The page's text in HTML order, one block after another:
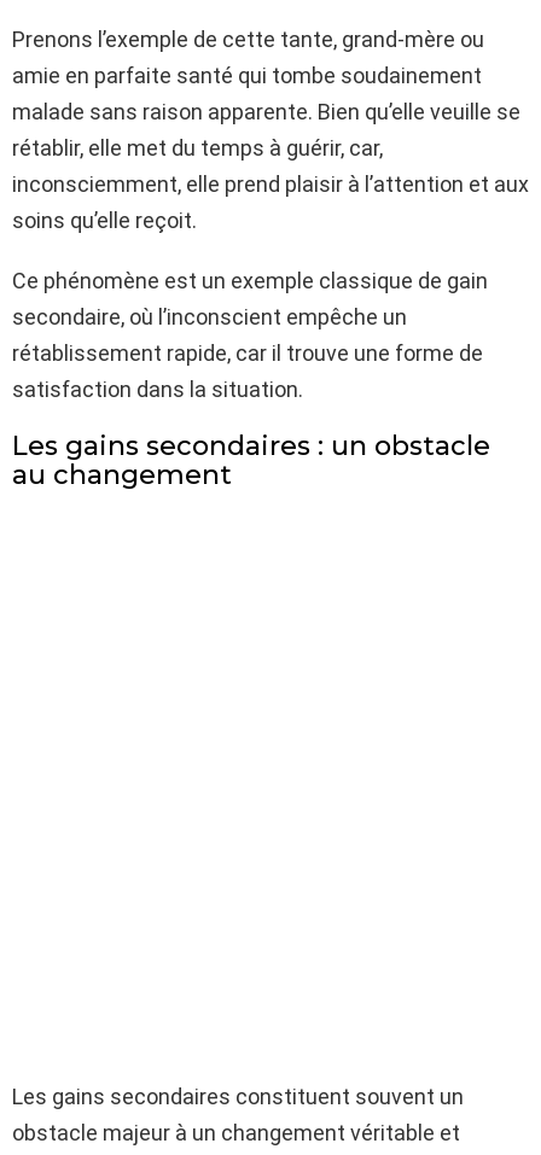
Prenons l’exemple de cette tante, grand-mère ou
amie en parfaite santé qui tombe soudainement
malade sans raison apparente. Bien qu’elle veuille se
rétablir, elle met du temps à guérir, car,
inconsciemment, elle prend plaisir à l’attention et aux
soins qu’elle reçoit.
Ce phénomène est un exemple classique de gain
secondaire, où l’inconscient empêche un
rétablissement rapide, car il trouve une forme de
satisfaction dans la situation.
Les gains secondaires : un obstacle
au changement
Les gains secondaires constituent souvent un
obstacle majeur à un changement véritable et